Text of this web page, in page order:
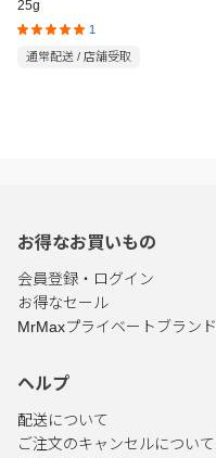
25g
1
通常配送 / 店舗受取
お得なお買いもの
会員登録・ログイン
お得なセール
MrMaxプライベートブランド
ヘルプ
配送について
ご注文のキャンセルについて